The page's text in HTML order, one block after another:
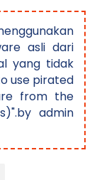
asli dari
yang tidak
use pirated
from the
admin